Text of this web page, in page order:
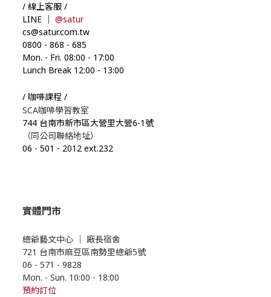
/ 線上客服 /
LINE ｜
@satur
cs@satur.com.tw
0800 - 868 - 685
Mon. - Fri. 08:00 - 17:00
Lunch Break 12:00 - 13:00
/ 咖啡課程 /
SCA咖啡學習教室
744 台南市新市區大營里大營6-1號
（同公司聯絡地址）
06 - 501 - 2012 ext.232
實體門市
總爺藝文中心
廠長宿舍
721 台南市麻豆區南勢里總爺5號
06 - 571 - 9828
Mon. - Sun. 10:00 - 18:00
預約訂位